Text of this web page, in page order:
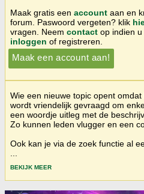
Maak gratis een account aan en
forum. Paswoord vergeten? klik
vragen. Neem contact op indien
inloggen of registreren.
Maak een account aan!
Wie een nieuwe topic opent
wordt vriendelijk gevraagd om
een woordje uitleg met de
Zo kunnen leden vlugger en een
Ook kan je via de zoek functie al
BEKIJK MEER